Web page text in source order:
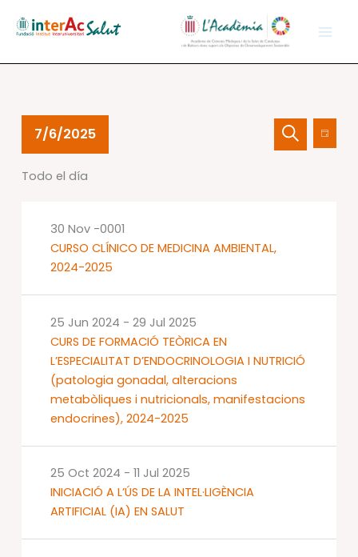
Eventos
Jul
Navegación
deBuscar
de
Día
7/6/2025
la
Todo el día
CURSO CLÍNICO DE MEDICINA AMBIENTAL,
2024-2025
30 Nov -0001
CURS DE FORMACIÓ TEÒRICA EN
L’ESPECIALITAT D’ENDOCRINOLOGIA I NUTRICIÓ
(patologia gonadal, alteracions
metabòliques i nutricionals, manifestacions
endocrines), 2024-2025
25 Jun 2024 - 29 Jul 2025
INICIACIÓ A L’ÚS DE LA INTEL·LIGÈNCIA
ARTIFICIAL (IA) EN SALUT
25 Oct 2024 - 11 Jul 2025